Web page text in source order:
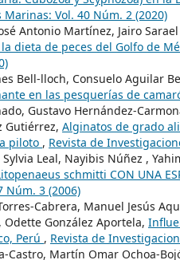
Vol. 40 Núm. 2 (2020)
Antonio Martínez, Jairo
dieta de peces del Golfo de
Bell-lloch, Consuelo Aguilar
en las pesquerías de
Gustavo Hernández-
Gutiérrez, Alginatos de grado
piloto , Revista de
Leal, Nayibis Núñez ,
schmitti CON UNA
Núm. 3 (2006)
Cabrera, Manuel Jesús
Odette González Aportela,
Perú , Revista de
Castro, Martín Omar Ochoa-